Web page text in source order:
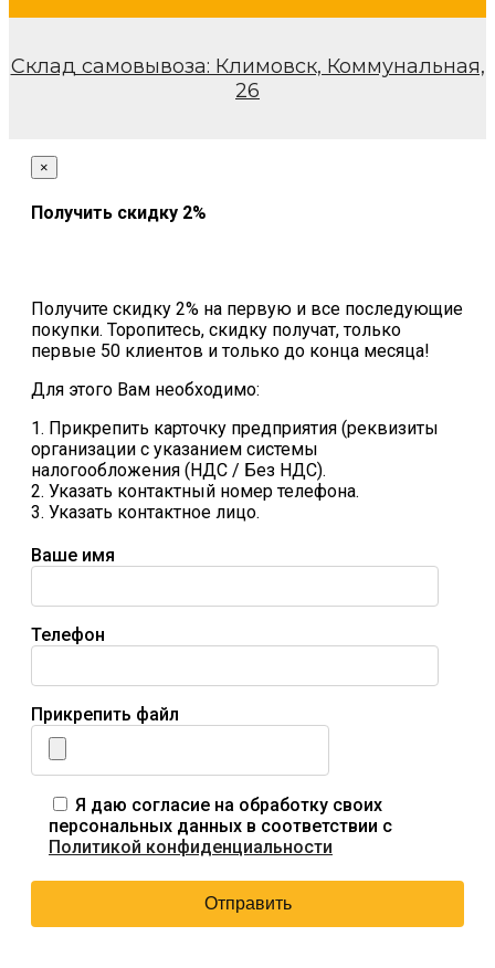
Склад самовывоза: Климовск, Коммунальная,
26
×
Получить скидку 2%
Получите скидку 2% на первую и все последующие
покупки. Торопитесь, скидку получат, только
первые 50 клиентов и только до конца месяца!
Для этого Вам необходимо:
1. Прикрепить карточку предприятия (реквизиты
организации с указанием системы
налогообложения (НДС / Без НДС).
2. Указать контактный номер телефона.
3. Указать контактное лицо.
Ваше имя
Телефон
Прикрепить файл
Я даю согласие на обработку своих
персональных данных в соответствии с
Политикой конфиденциальности